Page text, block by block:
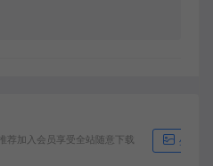
推荐加入会员享受全站随意下载 生成海